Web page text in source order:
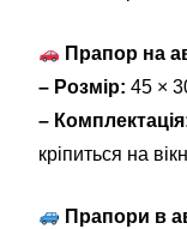
Прапор на
– Розмір: 45 ×
–
кріпиться на
Прапори в